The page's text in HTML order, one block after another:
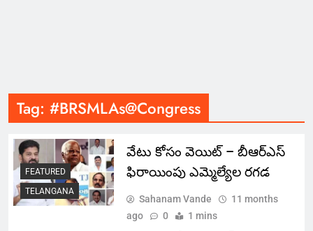
Tag: #BRSMLAs@Congress
FEATURED
TELANGANA
వేటు కోసం వెయిట్ – బీఆర్ఎస్
ఫిరాయింపు ఎమ్మెల్యేల రగడ
Sahanam Vande
11 months
ago
0 1 mins